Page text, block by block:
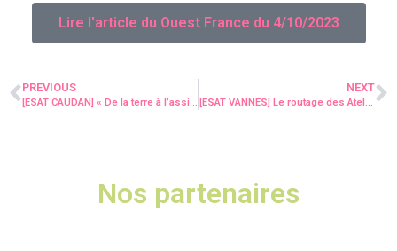
Lire l'article du Ouest France du 4/10/2023
PREVIOUS NEXT
Nos partenaires